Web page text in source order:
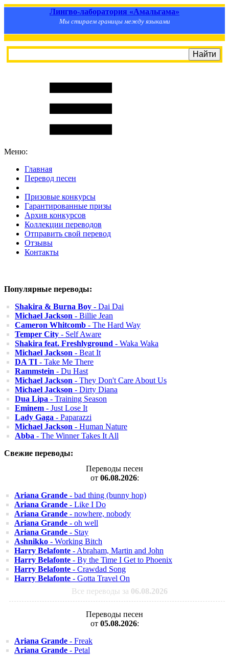
Лингво-лаборатория «Амальгама»
Мы стираем границы между языками
Меню:
Главная
Перевод песен
Призовые конкурсы
Гарантированные призы
Архив конкурсов
Коллекции переводов
Отправить свой перевод
Отзывы
Контакты
Популярные переводы:
Shakira & Burna Boy - Dai Dai
Michael Jackson - Billie Jean
Cameron Whitcomb - The Hard Way
Temper City - Self Aware
Shakira feat. Freshlyground - Waka Waka
Michael Jackson - Beat It
DA TI - Take Me There
Rammstein - Du Hast
Michael Jackson - They Don't Care About Us
Michael Jackson - Dirty Diana
Dua Lipa - Training Season
Eminem - Just Lose It
Lady Gaga - Paparazzi
Michael Jackson - Human Nature
Abba - The Winner Takes It All
Свежие переводы:
Переводы песен
от 06.08.2026:
Ariana Grande - bad thing (bunny hop)
Ariana Grande - Like I Do
Ariana Grande - nowhere, nobody
Ariana Grande - oh well
Ariana Grande - Stay
Ashnikko - Working Bitch
Harry Belafonte - Abraham, Martin and John
Harry Belafonte - By the Time I Get to Phoenix
Harry Belafonte - Crawdad Song
Harry Belafonte - Gotta Travel On
Все переводы за 06.08.2026
Переводы песен
от 05.08.2026:
Ariana Grande - Freak
Ariana Grande - Petal